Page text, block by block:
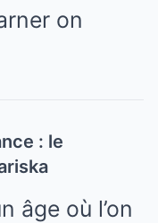
: le
âge où l’on